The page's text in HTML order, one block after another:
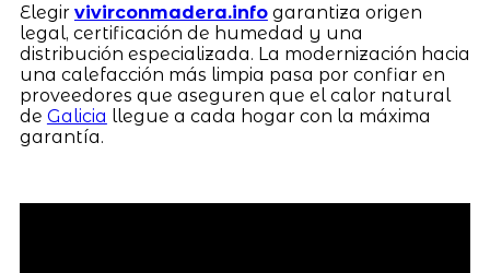
Elegir vivirconmadera.infogarantiza origen
legal, certificación de humedad y una
distribución especializada. La modernización hacia
una calefacción más limpia pasa por confiar en
proveedores que aseguren que el calor natural
de Galicia llegue a cada hogar con la máxima
garantía.